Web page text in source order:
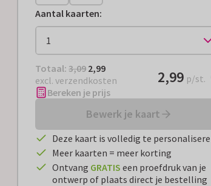
Aantal kaarten:
Totaal: € 2,99
Totaal: 3,09 2,99
excl. verzendkosten
€ 2,99per
2,99 p/st.
Bereken je prijs
Bewerk je kaart
Deze kaart is volledig te
Meer kaarten = meer korting
Ontvang GRATIS een proefdruk van je
ontwerp of plaats direct je bestelling